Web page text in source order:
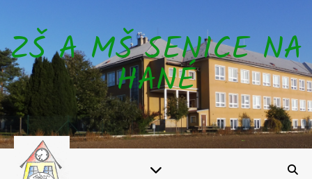
ZŠ A MŠ SENICE NA
HANÉ